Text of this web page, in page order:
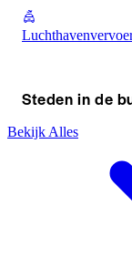
Steden in de
Bekijk Alles